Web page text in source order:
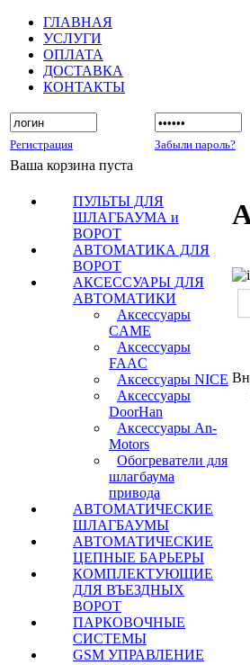
ГЛАВНАЯ
УСЛУГИ
ОПЛАТА
ДОСТАВКА
КОНТАКТЫ
Регистрация Забыли пароль?
Ваша корзина пуста
ПУЛЬТЫ ДЛЯ
ШЛАГБАУМА и
ВОРОТ
АВТОМАТИКА ДЛЯ
ВОРОТ
АКСЕССУАРЫ ДЛЯ
АВТОМАТИКИ
Аксессуары
CAME
Аксессуары
FAAC
Аксессуары NICE
Аксессуары
DoorHan
Аксессуары An-
Motors
Обогреватели для
шлагбаума
привода
АВТОМАТИЧЕСКИЕ
ШЛАГБАУМЫ
АВТОМАТИЧЕСКИЕ
ЦЕПНЫЕ БАРЬЕРЫ
КОМПЛЕКТУЮЩИЕ
ДЛЯ ВЪЕЗДНЫХ
ВОРОТ
ПАРКОВОЧНЫЕ
СИСТЕМЫ
GSM УПРАВЛЕНИЕ